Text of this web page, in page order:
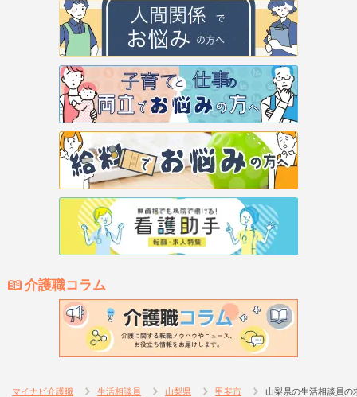
介護職コラム
マイナビ介護職 生活相談員 山梨県 甲斐市 山梨県の生活相談員の